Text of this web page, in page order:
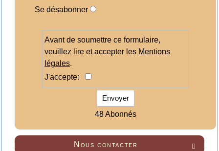
Se désabonner
Avant de soumettre ce formulaire,
veuillez lire et accepter les Mentions
légales.
J'accepte:
Envoyer
48 Abonnés

Nous contacter